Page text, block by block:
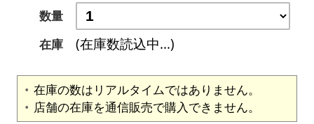
数量
在庫
(在庫数読込中...)
在庫の数はリアルタイムではありません。
店舗の在庫を通信販売で購入できません。